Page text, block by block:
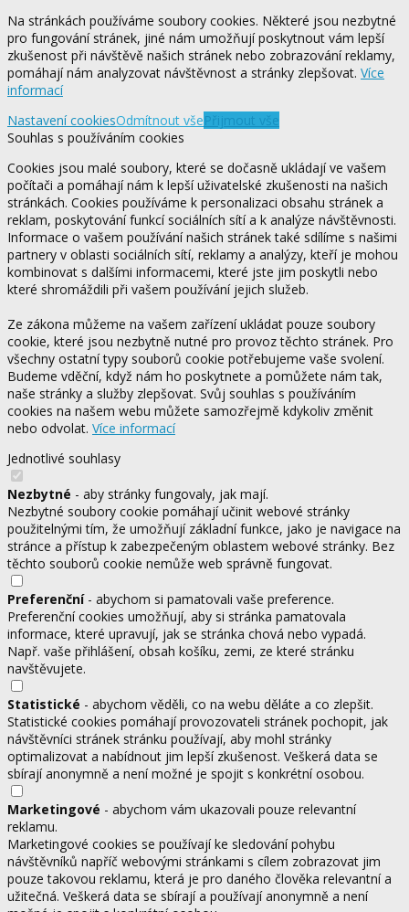
Na stránkách používáme soubory cookies. Některé jsou nezbytné
pro fungování stránek, jiné nám umožňují poskytnout vám lepší
zkušenost při návštěvě našich stránek nebo zobrazování reklamy,
pomáhají nám analyzovat návštěvnost a stránky zlepšovat. Více
informací
Nastavení cookiesOdmítnout všePřijmout vše
Souhlas s používáním cookies
Cookies jsou malé soubory, které se dočasně ukládají ve vašem
počítači a pomáhají nám k lepší uživatelské zkušenosti na našich
stránkách. Cookies používáme k personalizaci obsahu stránek a
reklam, poskytování funkcí sociálních sítí a k analýze návštěvnosti.
Informace o vašem používání našich stránek také sdílíme s našimi
partnery v oblasti sociálních sítí, reklamy a analýzy, kteří je mohou
kombinovat s dalšími informacemi, které jste jim poskytli nebo
které shromáždili při vašem používání jejich služeb.
Ze zákona můžeme na vašem zařízení ukládat pouze soubory
cookie, které jsou nezbytně nutné pro provoz těchto stránek. Pro
všechny ostatní typy souborů cookie potřebujeme vaše svolení.
Budeme vděční, když nám ho poskytnete a pomůžete nám tak,
naše stránky a služby zlepšovat. Svůj souhlas s používáním
cookies na našem webu můžete samozřejmě kdykoliv změnit
nebo odvolat. Více informací
Jednotlivé souhlasy
Nezbytné - aby stránky fungovaly, jak mají.
Nezbytné soubory cookie pomáhají učinit webové stránky
použitelnými tím, že umožňují základní funkce, jako je navigace na
stránce a přístup k zabezpečeným oblastem webové stránky. Bez
těchto souborů cookie nemůže web správně fungovat.
Preferenční- abychom si pamatovali vaše preference.
Preferenční cookies umožňují, aby si stránka pamatovala
informace, které upravují, jak se stránka chová nebo vypadá.
Např. vaše přihlášení, obsah košíku, zemi, ze které stránku
navštěvujete.
Statistické - abychom věděli, co na webu děláte a co zlepšit.
Statistické cookies pomáhají provozovateli stránek pochopit, jak
návštěvníci stránek stránku používají, aby mohl stránky
optimalizovat a nabídnout jim lepší zkušenost. Veškerá data se
sbírají anonymně a není možné je spojit s konkrétní osobou.
Marketingové - abychom vám ukazovali pouze relevantní
reklamu.
Marketingové cookies se používají ke sledování pohybu
návštěvníků napříč webovými stránkami s cílem zobrazovat jim
pouze takovou reklamu, která je pro daného člověka relevantní a
užitečná. Veškerá data se sbírají a používají anonymně a není